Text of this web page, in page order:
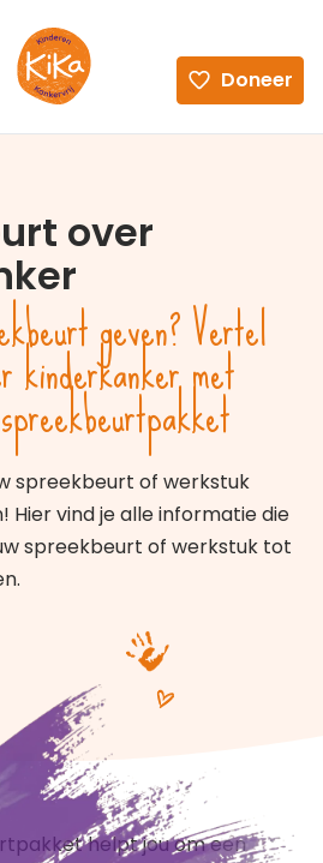
Doneer
over
geven? Vertel
kinderkanker met
spreekbeurt of werkstuk
Hier vind je alle informatie die
spreekbeurt of werkstuk tot
helpt jou om een